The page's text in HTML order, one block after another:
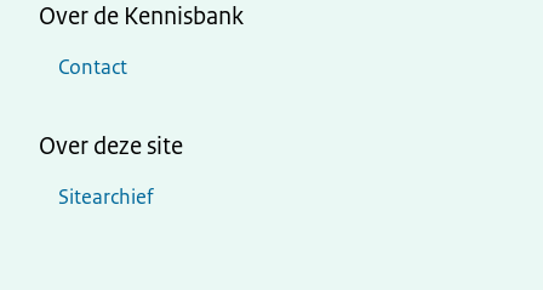
Over de Kennisbank
Contact
Over deze site
Sitearchief